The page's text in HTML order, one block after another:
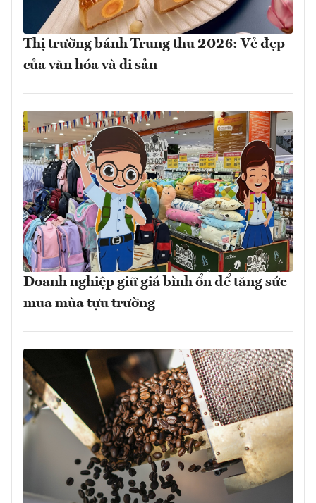
Thị trường bánh Trung thu 2026: Vẻ đẹp
của văn hóa và di sản
Doanh nghiệp giữ giá bình ổn để tăng sức
mua mùa tựu trường